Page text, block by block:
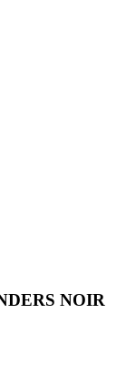
NOIR